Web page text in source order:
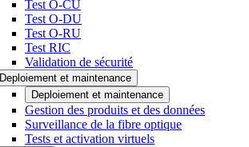
Test O-CU
Test O-DU
Test O-RU
Test RIC
Validation de sécurité
Deploiement et maintenance
Deploiement et maintenance
Gestion des produits et des données
Surveillance de la fibre optique
Tests et activation virtuels